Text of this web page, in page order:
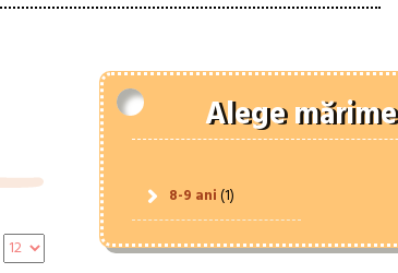
Alege mărime
8-9 ani(1)